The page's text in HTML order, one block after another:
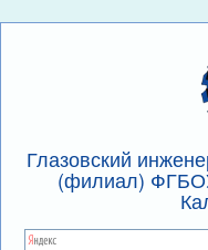
Глазовский
(филиал)